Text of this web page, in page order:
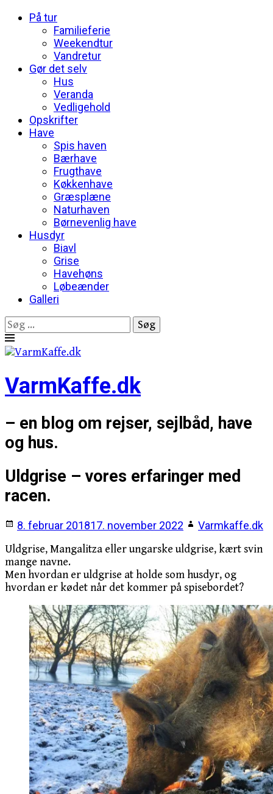
På tur
Familieferie
Weekendtur
Vandretur
Gør det selv
Hus
Veranda
Vedligehold
Opskrifter
Have
Spis haven
Bærhave
Frugthave
Køkkenhave
Græsplæne
Naturhaven
Børnevenlig have
Husdyr
Biavl
Grise
Havehøns
Løbeænder
Galleri
Søg
efter:
Skip
content
VarmKaffe.dk
– en blog om rejser, sejlbåd, have
og hus.
Uldgrise – vores erfaringer med
racen.
8. februar 201817. november 2022
Varmkaffe.dk
Uldgrise, Mangalitza eller ungarske uldgrise, kært svin
mange navne.
Men hvordan er uldgrise at holde som husdyr, og
hvordan er kødet når det kommer på spisebordet?